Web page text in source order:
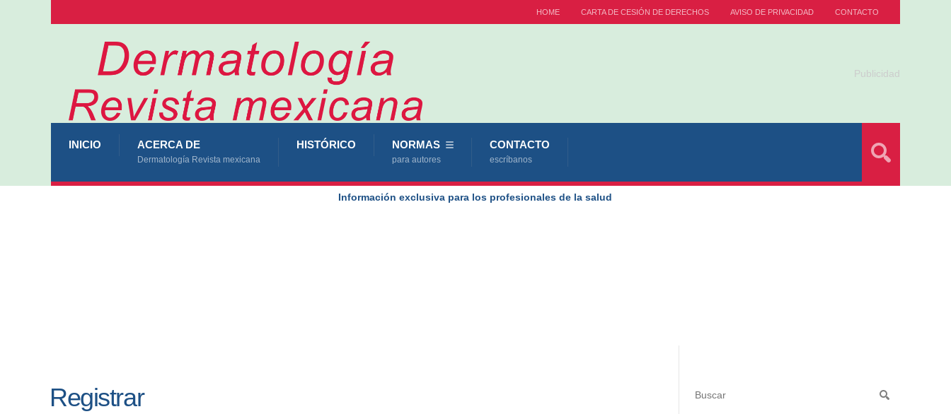
HOME CARTA DE CESIÓN DE DERECHOS AVISO DE PRIVACIDAD CONTACTO
Publicidad
INICIO ACERCA DE
Dermatología Revista mexicana
HISTÓRICO NORMAS
para autores
CONTACTO
escríbanos
Información exclusiva para los profesionales de la salud
Registrar